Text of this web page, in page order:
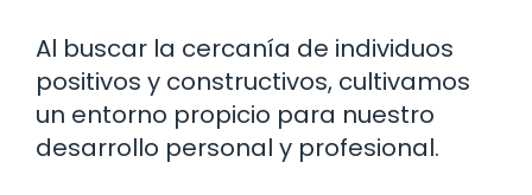
Al buscar la cercanía de individuos
positivos y constructivos, cultivamos
un entorno propicio para nuestro
desarrollo personal y profesional.